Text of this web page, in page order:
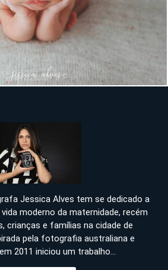
985
Jessica Alves tem se dedicado a
moderno da maternidade, recém
crianças e famílias na cidade de
pela fotografia australiana e
2011 iniciou um trabalho...